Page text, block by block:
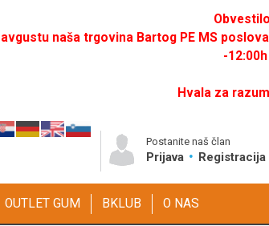
naša trgovina Bartog PE MS
-12:00h
Hvala za
Postanite naš član
Prijava Registracija
OUTLET GUM BKLUB O NAS